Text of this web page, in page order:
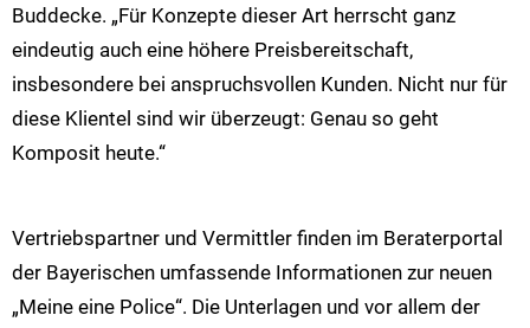
Buddecke. „Für Konzepte dieser Art herrscht ganz
eindeutig auch eine höhere Preisbereitschaft,
insbesondere bei anspruchsvollen Kunden. Nicht nur für
diese Klientel sind wir überzeugt: Genau so geht
Komposit heute.“
Vertriebspartner und Vermittler finden im Beraterportal
der Bayerischen umfassende Informationen zur neuen
„Meine eine Police“. Die Unterlagen und vor allem der